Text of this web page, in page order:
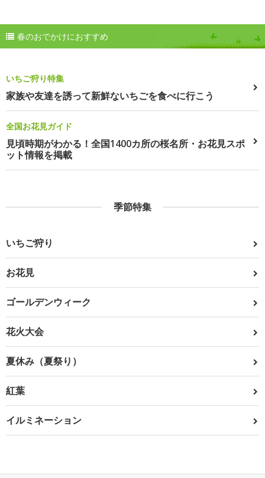
春のおでかけにおすすめ
いちご狩り特集
家族や友達を誘って新鮮ないちごを食べに行こう
全国お花見ガイド
見頃時期がわかる！全国1400カ所の桜名所・お花見スポ
ット情報を掲載
季節特集
いちご狩り
お花見
ゴールデンウィーク
花火大会
夏休み（夏祭り）
紅葉
イルミネーション